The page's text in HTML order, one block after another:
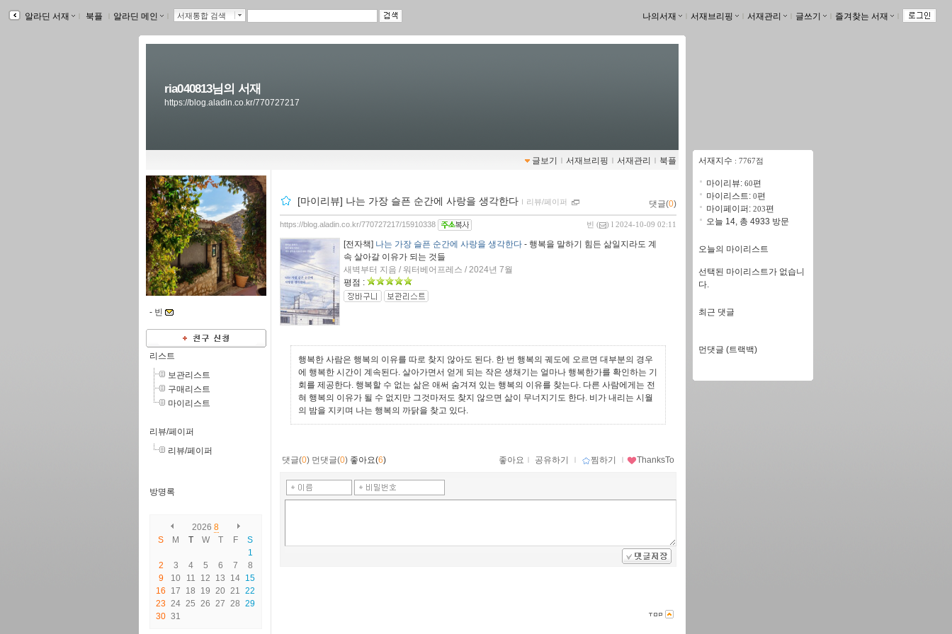
알라딘 서재 북플 알라딘 메인 서재통합 검색 나의서재 서재브리핑 서재관리 글쓰기 즐겨찾는 서재
ria040813님의 서재
https://blog.aladin.co.kr/770727217
글보기 ｌ 서재브리핑 ｌ 서재관리 ｌ 북플
- 빈
리스트
보관리스트
구매리스트
마이리스트
리뷰/페이퍼
리뷰/페이퍼
방명록
2026 8
S
M T W T F
S
1
2
3 4 5 6 7
8
9
10 11 12 13 14 15
16
17 18 19 20 21 22
23 24 25 26 27 28 29
30 31
[마이리뷰] 나는 가장 슬픈 순간에 사랑을 생각한다 ｌ 리뷰/페이퍼 댓글(0)
빈 ( ) l 2024-10-09 02:11
https://blog.aladin.co.kr/770727217/15910338
[전자책] 나는 가장 슬픈 순간에 사랑을 생각한다 - 행복을 말하기 힘든 삶일지라도 계
속 살아갈 이유가 되는 것들
새벽부터 지음 / 워터베어프레스 / 2024년 7월
평점 :
행복한 사람은 행복의 이유를 따로 찾지 않아도 된다. 한 번 행복의 궤도에 오르면 대부분의 경우
에 행복한 시간이 계속된다. 살아가면서 얻게 되는 작은 생채기는 얼마나 행복한가를 확인하는 기
회를 제공한다. 행복할 수 없는 삶은 애써 숨겨져 있는 행복의 이유를 찾는다. 다른 사람에게는 전
혀 행복의 이유가 될 수 없지만 그것마저도 찾지 않으면 삶이 무너지기도 한다. 비가 내리는 시월
의 밤을 지키며 나는 행복의 까닭을 찾고 있다.
댓글(0) 먼댓글(0) 좋아요(6) 좋아요 ｌ 공유하기 ｌ 찜하기 ｌ ThanksTo
서재지수 : 7767점
마이리뷰: 60편
마이리스트: 0편
마이페이퍼: 203편
오늘 14, 총 4933 방문
오늘의 마이리스트
선택된 마이리스트가 없습니
다.
최근 댓글
먼댓글 (트랙백)